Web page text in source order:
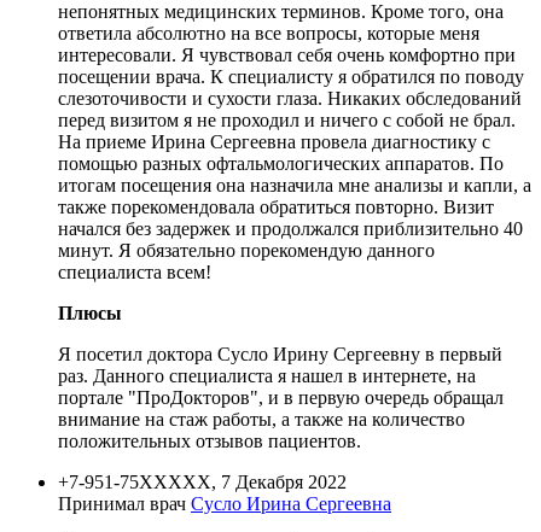
непонятных медицинских терминов. Кроме того, она
ответила абсолютно на все вопросы, которые меня
интересовали. Я чувствовал себя очень комфортно при
посещении врача. К специалисту я обратился по поводу
слезоточивости и сухости глаза. Никаких обследований
перед визитом я не проходил и ничего с собой не брал.
На приеме Ирина Сергеевна провела диагностику с
помощью разных офтальмологических аппаратов. По
итогам посещения она назначила мне анализы и капли, а
также порекомендовала обратиться повторно. Визит
начался без задержек и продолжался приблизительно 40
минут. Я обязательно порекомендую данного
специалиста всем!
Плюсы
Я посетил доктора Сусло Ирину Сергеевну в первый
раз. Данного специалиста я нашел в интернете, на
портале "ПроДокторов", и в первую очередь обращал
внимание на стаж работы, а также на количество
положительных отзывов пациентов.
+7-951-75XXXXX, 7 Декабря 2022
Принимал врач Сусло Ирина Сергеевна